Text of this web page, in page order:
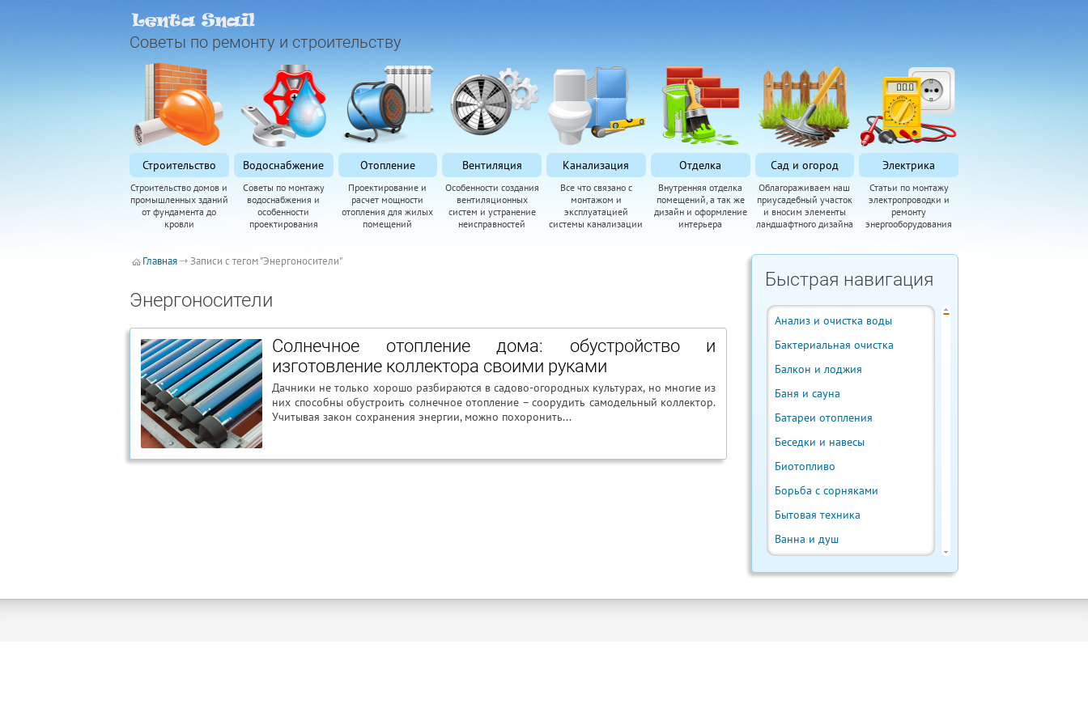
Советы по ремонту и строительству
Строительство
Строительство домов и
промышленных зданий
от фундамента до
кровли
Водоснабжение
Советы по монтажу
водоснабжения и
особенности
проектирования
Отопление
Проектирование и
расчет мощности
отопления для жилых
помещений
Вентиляция
Особенности создания
вентиляционных
систем и устранение
неисправностей
Канализация
Все что связано с
монтажом и
эксплуатацией
системы канализации
Отделка
Внутренняя отделка
помещений, а так же
дизайн и оформление
интерьера
Сад и огород
Облагораживаем наш
приусадебный участок
и вносим элементы
ландшафтного дизайна
Электрика
Статьи по монтажу
электропроводки и
ремонту
энергооборудования
Главная Записи с тегом "Энергоносители"
Энергоносители
Солнечное отопление дома: обустройство и
изготовление коллектора своими руками
Дачники не только хорошо разбираются в садово-огородных культурах, но многие из
них способны обустроить солнечное отопление – соорудить самодельный коллектор.
Учитывая закон сохранения энергии, можно похоронить...
Быстрая навигация
Анализ и очистка воды
Бактериальная очистка
Балкон и лоджия
Баня и сауна
Батареи отопления
Беседки и навесы
Биотопливо
Борьба с сорняками
Бытовая техника
Ванна и душ